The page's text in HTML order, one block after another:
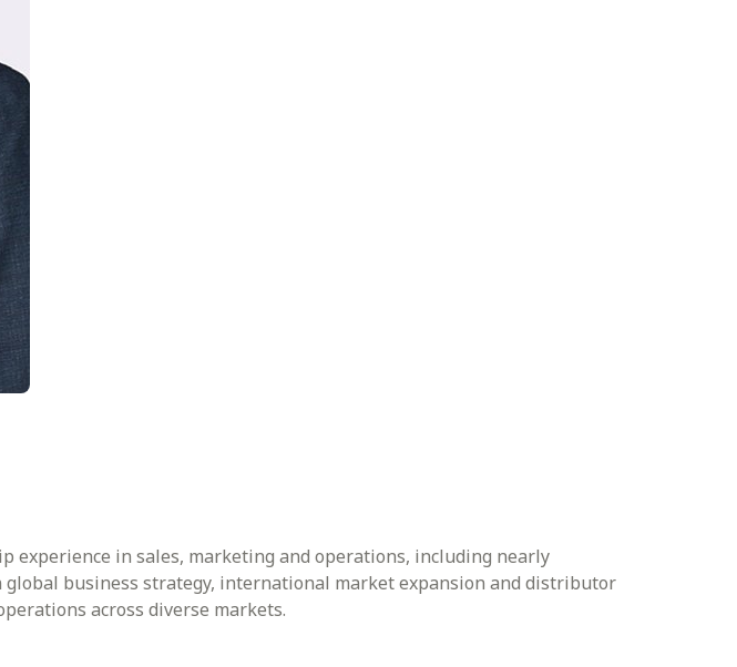
experience in sales, marketing and operations, including nearly
business strategy, international market expansion and distributor
across diverse markets.